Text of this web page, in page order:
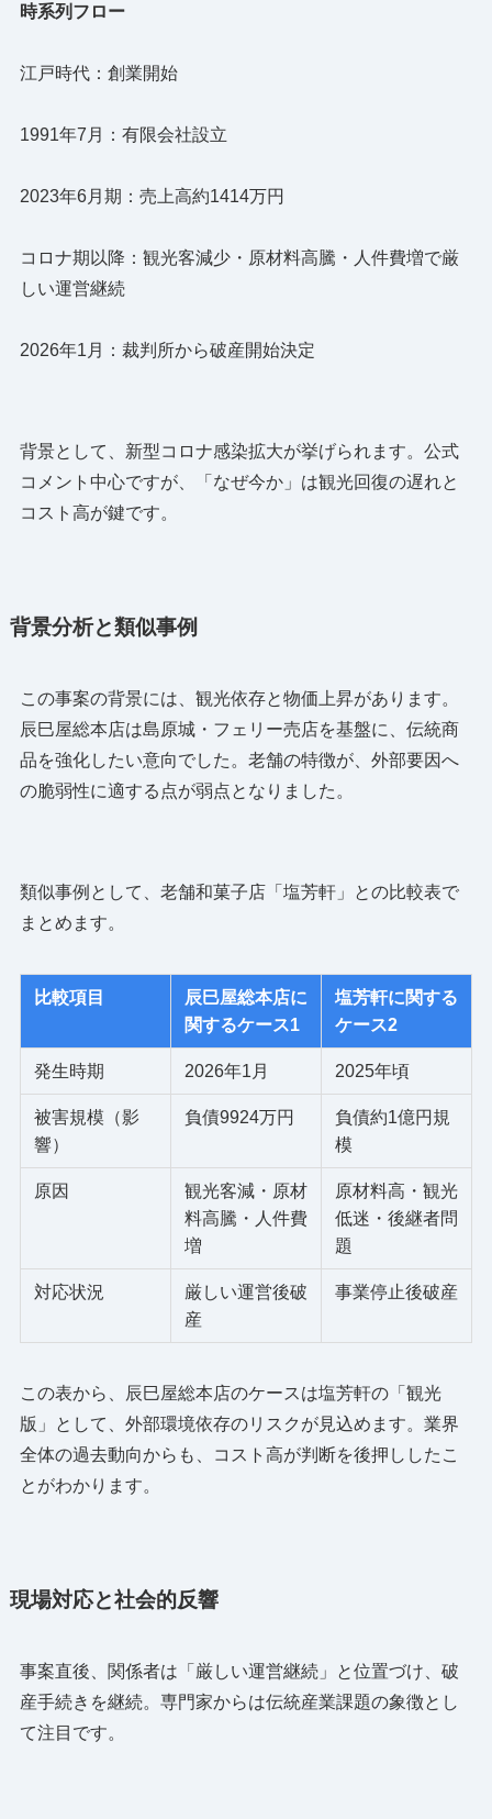
時系列フロー
江戸時代：創業開始
1991年7月：有限会社設立
2023年6月期：売上高約1414万円
コロナ期以降：観光客減少・原材料高騰・人件費増で厳
しい運営継続
2026年1月：裁判所から破産開始決定
背景として、新型コロナ感染拡大が挙げられます。公式
コメント中心ですが、「なぜ今か」は観光回復の遅れと
コスト高が鍵です。
背景分析と類似事例
この事案の背景には、観光依存と物価上昇があります。
辰巳屋総本店は島原城・フェリー売店を基盤に、伝統商
品を強化したい意向でした。老舗の特徴が、外部要因へ
の脆弱性に適する点が弱点となりました。
類似事例として、老舗和菓子店「塩芳軒」との比較表で
まとめます。
比較項目
辰巳屋総本店に
関するケース1
塩芳軒に関する
ケース2
発生時期 2026年1月 2025年頃
被害規模（影
響）
負債9924万円
負債約1億円規
模
原因
観光客減・原材
料高騰・人件費
増
原材料高・観光
低迷・後継者問
題
対応状況
厳しい運営後破
産
事業停止後破産
この表から、辰巳屋総本店のケースは塩芳軒の「観光
版」として、外部環境依存のリスクが見込めます。業界
全体の過去動向からも、コスト高が判断を後押ししたこ
とがわかります。
現場対応と社会的反響
事案直後、関係者は「厳しい運営継続」と位置づけ、破
産手続きを継続。専門家からは伝統産業課題の象徴とし
て注目です。